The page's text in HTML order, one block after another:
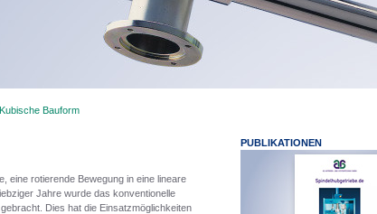
Kubische Bauform
eine rotierende Bewegung in eine lineare
Jahre wurde das konventionelle
Dies hat die Einsatzmöglichkeiten
PUBLIKATIONEN